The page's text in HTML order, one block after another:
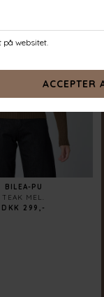
BILEA-PU
TEAK MEL.
DKK 299,-